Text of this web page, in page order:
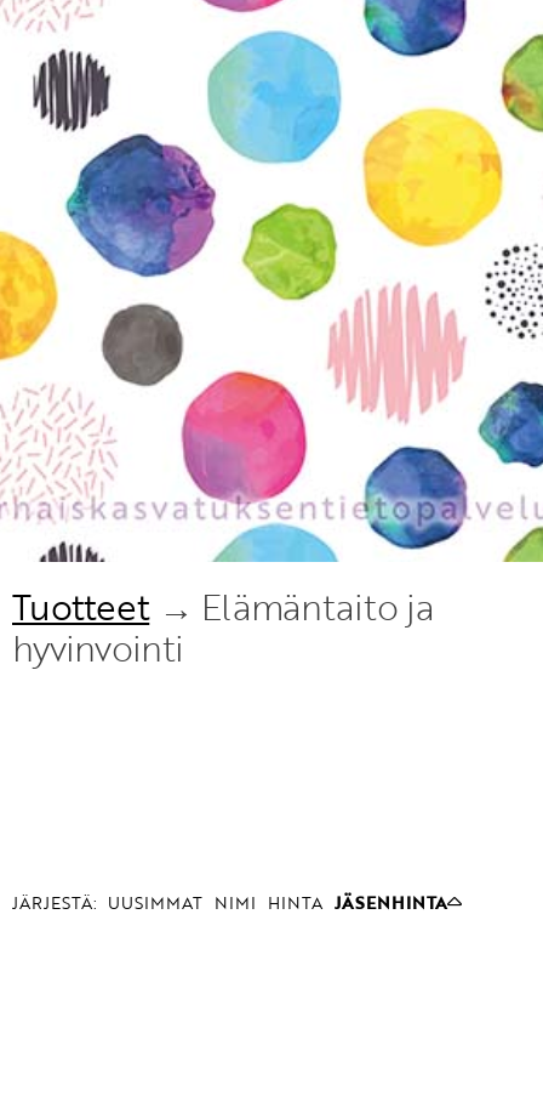
Tuotteet→ Elämäntaito ja
hyvinvointi
JÄRJESTÄ: UUSIMMAT NIMI HINTA JÄSENHINTA